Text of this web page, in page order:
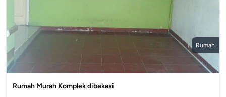
Rumah
Rumah Murah Komplek dibekasi